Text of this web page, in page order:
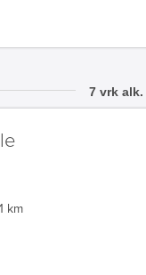
7 vrk alk.
1 km